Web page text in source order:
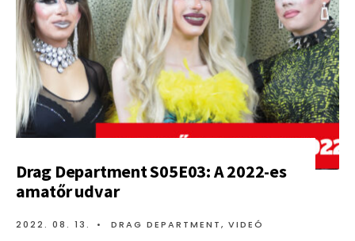
Drag Department S05E03: A 2022-es
amatőr udvar
2022. 08. 13. • DRAG DEPARTMENT, VIDEÓ